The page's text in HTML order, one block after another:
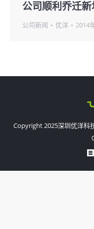
公司顺利乔迁新
公司新闻 优洋 2014
Copyright 2025深圳优洋科